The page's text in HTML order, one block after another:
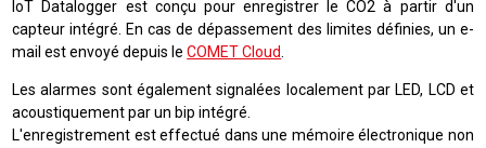
IoT Datalogger est conçu pour enregistrer le CO2 à partir d'un
capteur intégré. En cas de dépassement des limites définies, un e-
mail est envoyé depuis leCOMET Cloud
Les alarmes sont également signalées localement par LED, LCD et
acoustiquement par un bip intégré.
L'enregistrement est effectué dans une mémoire électronique non